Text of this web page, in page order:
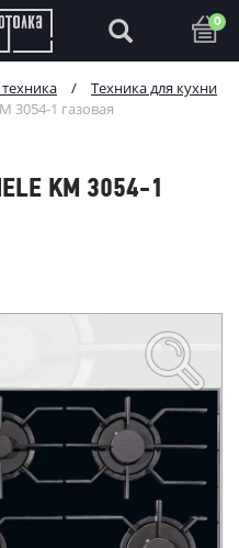
0
/
Техника для кухни
3054-1 газовая
KM 3054-1